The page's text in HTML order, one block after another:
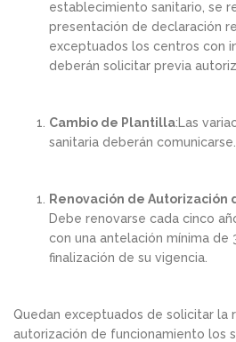
establecimiento sanitario, se
presentación de declaración
exceptuados los centros con
deberán solicitar previa
Cambio de Plantilla:Las
sanitaria deberán comunicarse.
Renovación de Autorización
Debe renovarse cada cinco
con una antelación mínima de
finalización de su vigencia.
Quedan exceptuados de solicitar la
autorización de funcionamiento los